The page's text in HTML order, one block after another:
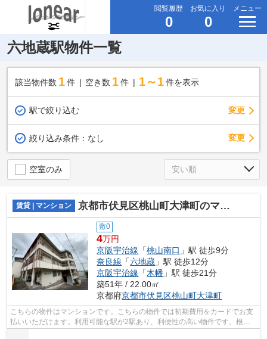
閲覧履歴
0
お気に入り
0
メニュー
六地蔵駅物件一覧
該当物件数 1件 空き数 1 件 1～1 件を表示
駅で絞り込む 変更
絞り込み条件： なし 変更
空室のみ
賃貸 | マンション 京都市伏見区桃山町大津町のマンション
敷0
4万円
京阪宇治線 「桃山南口 」駅 徒歩9分
奈良線 「六地蔵 」駅 徒歩12分
京阪宇治線 「木幡 」駅 徒歩21分
築51年 / 22.00㎡
京都府京都市伏見区桃山町大津町
こちらの物件はマンションです。こちらの物件では初期費用をカードでお支
払いいただけます。利用可能な駅が2駅あり、利便性の高い物件です。根強